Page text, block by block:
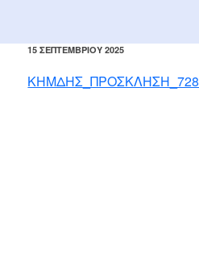
ΔΗΜΟΣΙΕΎΤΗΚΕ
15 ΣΕΠΤΕΜΒΡΊΟΥ 2025
ΚΗΜΔΗΣ_ΠΡΟΣΚΛΗΣΗ_728